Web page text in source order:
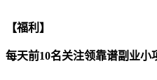
【福利】
每天前10名关注领靠谱副业小